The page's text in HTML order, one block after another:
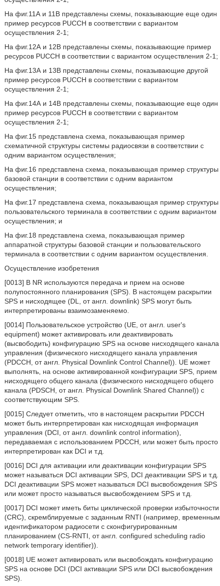
На фиг.11А и 11В представлены схемы, показывающие еще один
пример ресурсов PUCCH в соответствии с вариантом
осуществления 2-1;
На фиг.12А и 12В представлены схемы, показывающие пример
ресурсов PUCCH в соответствии с вариантом осуществления 2-1;
На фиг.13А и 13В представлены схемы, показывающие другой
пример ресурсов PUCCH в соответствии с вариантом
осуществления 2-1;
На фиг.14А и 14В представлены схемы, показывающие еще один
пример ресурсов PUCCH в соответствии с вариантом
осуществления 2-1;
На фиг.15 представлена схема, показывающая пример
схематичной структуры системы радиосвязи в соответствии с
одним вариантом осуществления;
На фиг.16 представлена схема, показывающая пример структуры
базовой станции в соответствии с одним вариантом
осуществления;
На фиг.17 представлена схема, показывающая пример структуры
пользовательского терминала в соответствии с одним вариантом
осуществления; и
На фиг.18 представлена схема, показывающая пример
аппаратной структуры базовой станции и пользовательского
терминала в соответствии с одним вариантом осуществления.
Осуществление изобретения
[0013] В NR используются передача и прием на основе
полупостоянного планирования (SPS). В настоящем раскрытии
SPS и нисходящее (DL, от англ. downlink) SPS могут быть
интерпретированы взаимозаменяемо.
[0014] Пользовательское устройство (UE, от англ. user's
equipment) может активировать или деактивировать
(высвободить) конфигурацию SPS на основе нисходящего канала
управления (физического нисходящего канала управления
(PDCCH, от англ. Physical Downlink Control Channel)). UE может
выполнять, на основе активированной конфигурации SPS, прием
нисходящего общего канала (физического нисходящего общего
канала (PDSCH, от англ. Physical Downlink Shared Channel)) с
соответствующим SPS.
[0015] Следует отметить, что в настоящем раскрытии PDCCH
может быть интерпретирован как нисходящая информация
управления (DCI, от англ. downlink control information),
передаваемая с использованием PDCCH, или может быть просто
интерпретирован как DCI и т.д.
[0016] DCI для активации или деактивации конфигурации SPS
может называться DCI активации SPS, DCI деактивации SPS и т.д.
DCI деактивации SPS может называться DCI высвобождения SPS
или может просто называться высвобождением SPS и т.д.
[0017] DCI может иметь биты циклической проверки избыточности
(CRC), скремблируемые с заданным RNTI (например, временным
идентификатором радиосети с сконфигурированным
планированием (CS-RNTI, от англ. configured scheduling radio
network temporary identifier)).
[0018] UE может активировать или высвобождать конфигурацию
SPS на основе DCI (DCI активации SPS или DCI высвобождения
SPS).